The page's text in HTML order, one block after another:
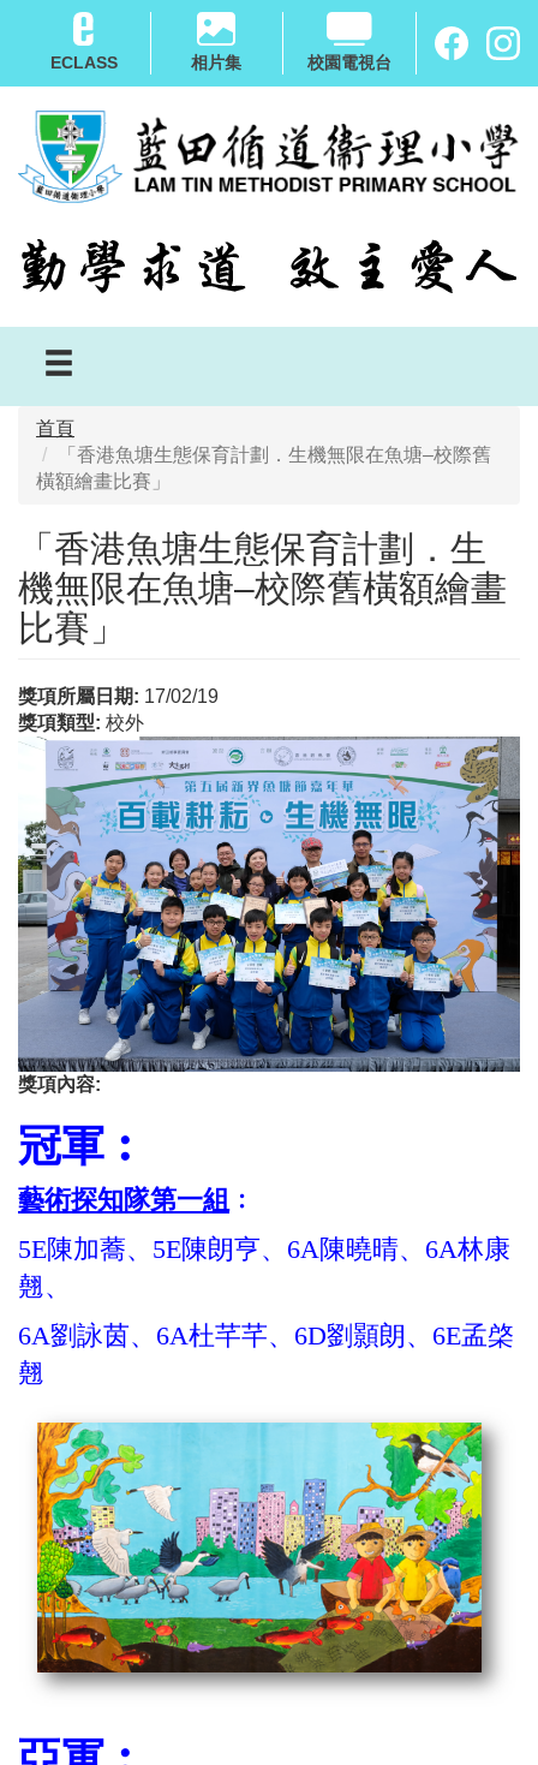
內
ECLASS 相片集 校園電視台
首頁
「香港魚塘生態保育計劃．生機無限在魚塘–校際舊
橫額繪畫比賽」
「香港魚塘生態保育計劃．生
機無限在魚塘–校際舊橫額繪畫
比賽」
獎項所屬日期: 17/02/19
獎項類型: 校外
獎項內容:
冠軍︰
藝術探知隊第一組 ﹕
5E陳加蕎、5E陳朗亨、6A陳曉晴、6A林康
翹、
6A劉詠茵、6A杜芊芊、6D劉顥朗、6E孟棨
翹